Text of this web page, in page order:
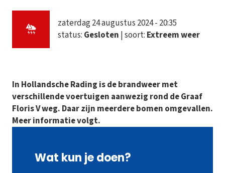
zaterdag 24 augustus 2024 - 20:35
status: Gesloten | soort: Extreem weer
In Hollandsche Rading is de brandweer met
verschillende voertuigen aanwezig rond de Graaf
Floris V weg. Daar zijn meerdere bomen omgevallen.
Meer informatie volgt.
Wat kun je doen?